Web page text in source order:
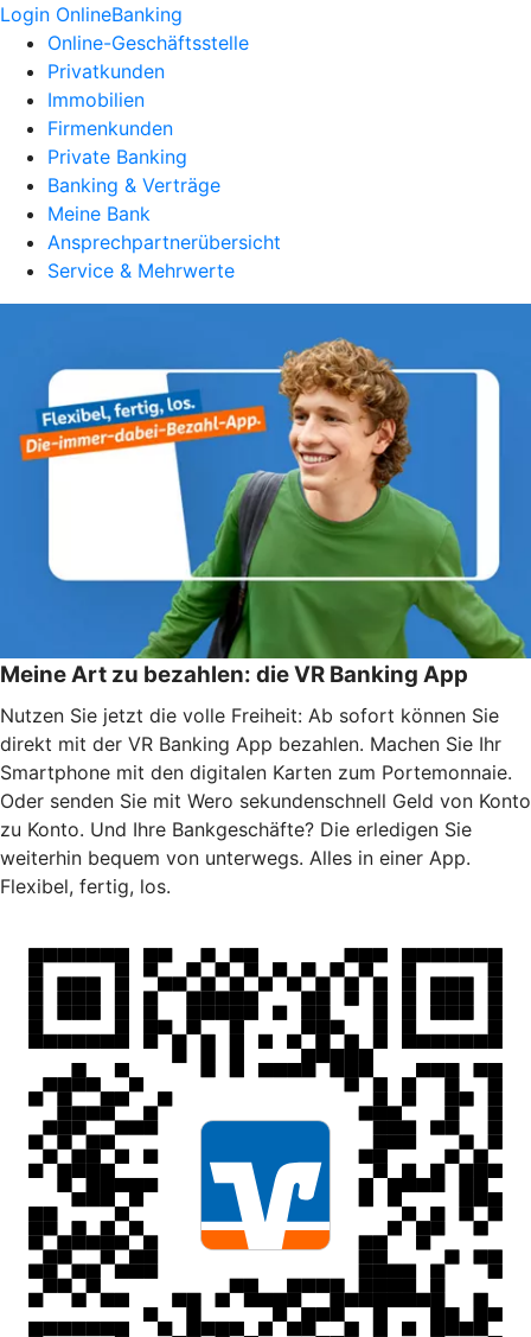
Login OnlineBanking
Online-Geschäftsstelle
Privatkunden
Immobilien
Firmenkunden
Private Banking
Banking & Verträge
Meine Bank
Ansprechpartnerübersicht
Service & Mehrwerte
Meine Art zu bezahlen: die VR Banking App
Nutzen Sie jetzt die volle Freiheit: Ab sofort können Sie
direkt mit der VR Banking App bezahlen. Machen Sie Ihr
Smartphone mit den digitalen Karten zum Portemonnaie.
Oder senden Sie mit Wero sekundenschnell Geld von Konto
zu Konto. Und Ihre Bankgeschäfte? Die erledigen Sie
weiterhin bequem von unterwegs. Alles in einer App.
Flexibel, fertig, los.